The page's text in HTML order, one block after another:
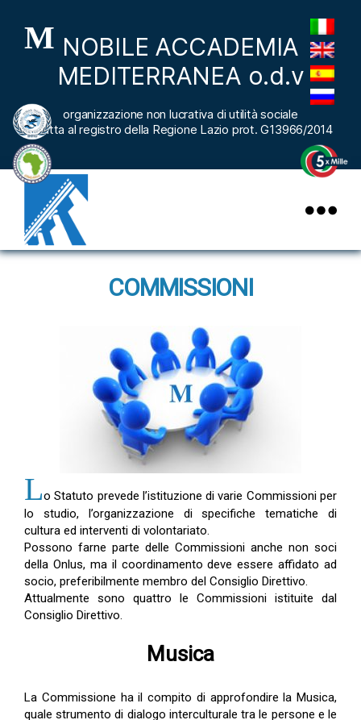
M NOBILE ACCADEMIA
MEDITERRANEA o.d.v
organizzazione non lucrativa di utilità sociale
iscritta al registro della Regione Lazio prot. G13966/2014
nobileaccademiamediterranea
COMMISSIONI
Lo Statuto prevede l’istituzione di varie Commissioni per
lo studio, l’organizzazione di specifiche tematiche di
cultura ed interventi di volontariato.
Possono farne parte delle Commissioni anche non soci
della Onlus, ma il coordinamento deve essere affidato ad
socio, preferibilmente membro del Consiglio Direttivo.
Attualmente sono quattro le Commissioni istituite dal
Consiglio Direttivo.
Musica
La Commissione ha il compito di approfondire la Musica,
quale strumento di dialogo interculturale tra le persone e le